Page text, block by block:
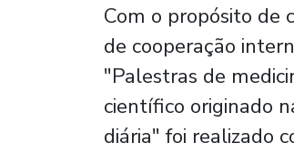
Com o propósito de
de cooperação
"Palestras de
científico originado
diária" foi realizado